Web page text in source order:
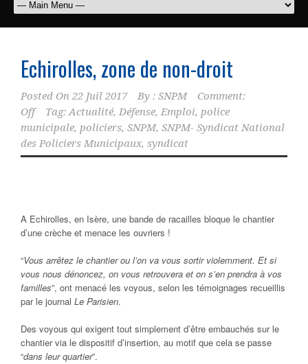
Echirolles, zone de non-droit
Posted On 22 Juil 2017 By : SNPM
Comment:
Off
Tag:Actualité, Défense, Emploi, police
municipale, policiers, SNPM, SNPM- Syndicat National
des Policiers Municipaux, syndicat
A Echirolles, en Isère, une bande de racailles bloque le chantier
d’une crèche et menace les ouvriers !
“Vous arrêtez le chantier ou l’on va vous sortir violemment. Et si
vous nous dénoncez, on vous retrouvera et on s’en prendra à vos
familles”, ont menacé les voyous, selon les témoignages recueillis
par le journal Le Parisien.
Des voyous qui exigent tout simplement d’être embauchés sur le
chantier via le dispositif d’insertion, au motif que cela se passe
“dans leur quartier”.